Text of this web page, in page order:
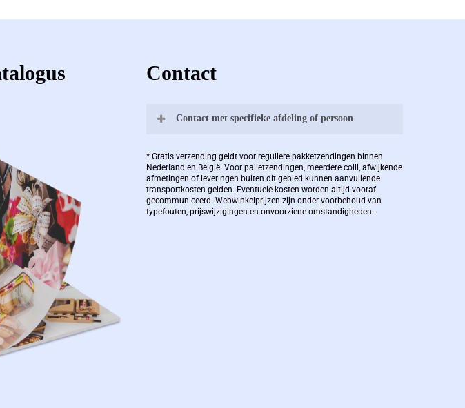
Contact
Contact met specifieke afdeling of persoon
Bernard Pauwels:
Zaakvoerder Berdo
bernard@berdo.be
* Gratis verzending geldt voor reguliere pakketzendingen binnen
Nederland en België. Voor palletzendingen, meerdere colli, afwijkende
afmetingen of leveringen buiten dit gebied kunnen aanvullende
transportkosten gelden. Eventuele kosten worden altijd vooraf
gecommuniceerd. Webwinkelprijzen zijn onder voorbehoud van
typefouten, prijswijzigingen en onvoorziene omstandigheden.